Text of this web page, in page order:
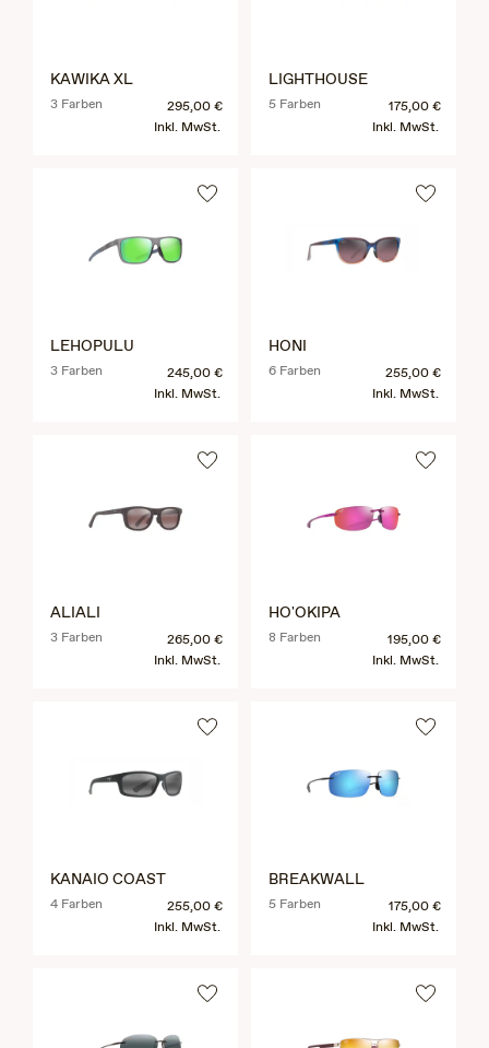
KAWIKA XL
3 Farben
295,00 €
Inkl. MwSt.
LIGHTHOUSE
5 Farben
175,00 €
Inkl. MwSt.
LEHOPULU
3 Farben
245,00 €
Inkl. MwSt.
HONI
6 Farben
255,00 €
Inkl. MwSt.
ALIALI
3 Farben
265,00 €
Inkl. MwSt.
HO'OKIPA
8 Farben
195,00 €
Inkl. MwSt.
KANAIO COAST
4 Farben
255,00 €
Inkl. MwSt.
BREAKWALL
5 Farben
175,00 €
Inkl. MwSt.